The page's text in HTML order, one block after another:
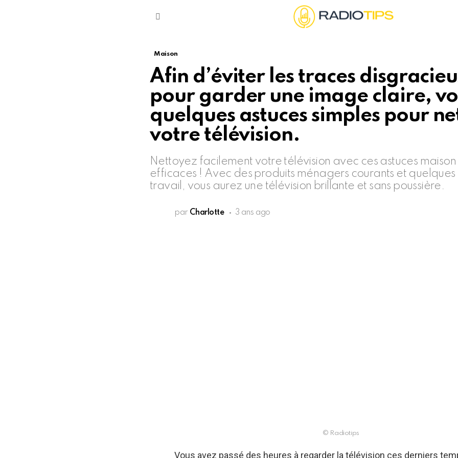
Maison
Afin d’éviter les traces
pour garder une image claire,
quelques astuces simples pour
votre télévision.
Nettoyez facilement votre télévision avec ces astuces maison
efficaces ! Avec des produits ménagers courants et quelques
travail, vous aurez une télévision brillante et sans poussière.
par Charlotte 3 ans ago
© Radiotips
Vous avez passé des heures à regarder la télévision ces derniers